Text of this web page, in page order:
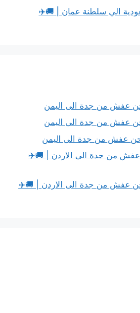
الي سلطنة عمان | 🚚✈️
عفش من جدة الى اليمن
عفش من جدة الى اليمن
عفش من جدة الى اليمن
من جدة الى الاردن | 🚚✈️
عفش من جدة الى الاردن | 🚚✈️